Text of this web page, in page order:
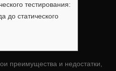
тестирования:
до статического
преимущества и недостатки,